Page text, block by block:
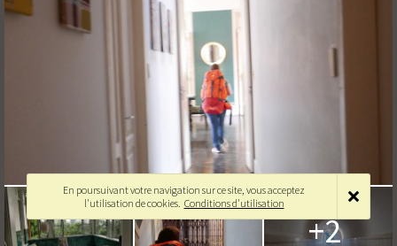
+2
En poursuivant votre navigation sur ce site, vous acceptez
l'utilisation de cookies. Conditions d'utilisation